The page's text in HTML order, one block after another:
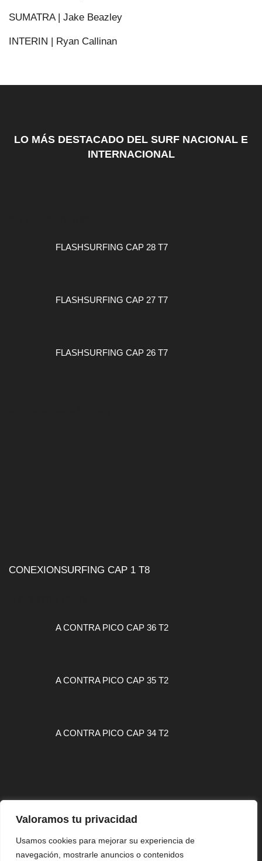
Valoramos tu privacidad
Usamos cookies para mejorar su experiencia de
navegación, mostrarle anuncios o contenidos
SUMATRA | Jake Beazley
INTERIN | Ryan Callinan
LO MÁS DESTACADO DEL SURF NACIONAL E
INTERNACIONAL
FLASHSURFING CAP 28 T7
FLASHSURFING CAP 27 T7
FLASHSURFING CAP 26 T7
CONEXIONSURFING CAP 1 T8
A CONTRA PICO CAP 36 T2
A CONTRA PICO CAP 35 T2
A CONTRA PICO CAP 34 T2
CONTACTO
AVISO LEGAL
MAPA WEB